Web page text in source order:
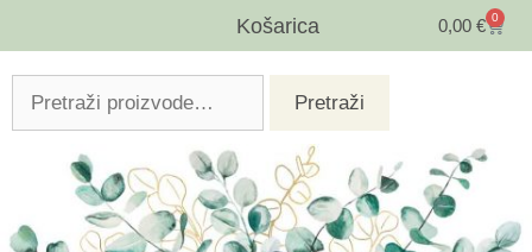
Košarica 0,00 € 0
Pretraži